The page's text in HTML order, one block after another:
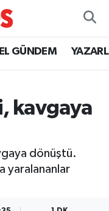
GÜNDEM
kavgaya
dönüştü.
yaralananlar